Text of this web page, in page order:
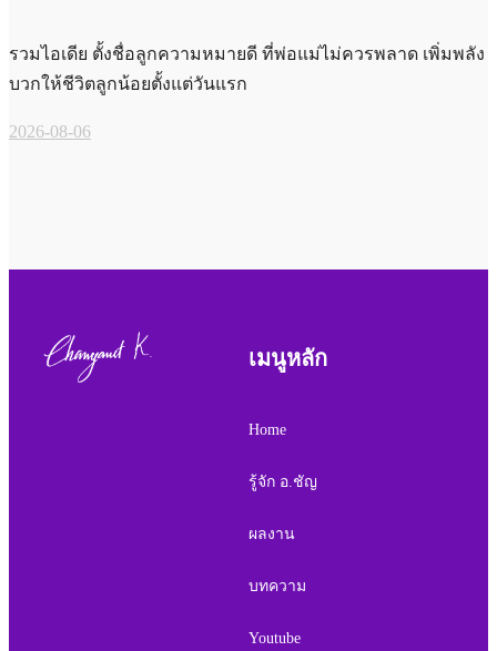
รวมไอเดีย ตั้งชื่อลูกความหมายดี ที่พ่อแม่ไม่ควรพลาด เพิ่มพลัง
บวกให้ชีวิตลูกน้อยตั้งแต่วันแรก
2026-08-06
เมนูหลัก
Home
รู้จัก อ.ชัญ
ผลงาน
บทความ
Youtube